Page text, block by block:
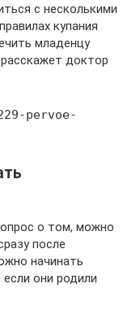
с несколькими
купания
младенцу
доктор
pervoe-
о том, можно
после
начинать
они родили